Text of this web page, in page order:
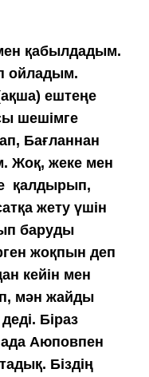
қабылдадым.
ойладым.
ештеңе
шешімге
Бағланнан
Жоқ, жеке мен
қалдырып,
жету үшін
баруды
жоқпын деп
кейін мен
мән жайды
Біраз
Аюповпен
Біздің